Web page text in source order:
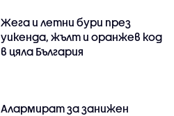
Жега и летни бури през
уикенда, жълт и оранжев код
в цяла България
Алармират за занижен